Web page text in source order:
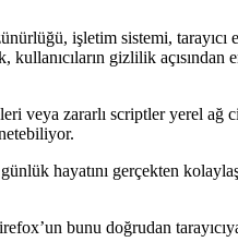
işletim sistemi, tarayıcı
gizlilik açısından
veya zararlı scriptler yerel ağ
hayatını gerçekten
bunu doğrudan